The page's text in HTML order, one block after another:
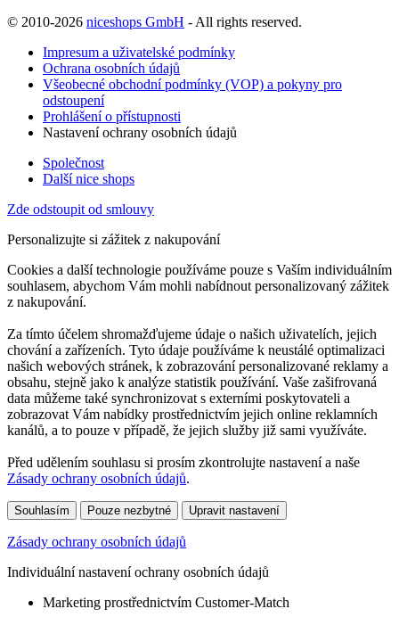
© 2010-2026 niceshops GmbH - All rights reserved.
Impresum a uživatelské podmínky
Ochrana osobních údajů
Všeobecné obchodní podmínky (VOP) a pokyny pro
odstoupení
Prohlášení o přístupnosti
Nastavení ochrany osobních údajů
Společnost
Další nice shops
Zde odstoupit od smlouvy
Personalizujte si zážitek z nakupování
Cookies a další technologie používáme pouze s Vaším individuálním
souhlasem, abychom Vám mohli nabídnout personalizovaný zážitek
z nakupování.
Za tímto účelem shromažďujeme údaje o našich uživatelích, jejich
chování a zařízeních. Tyto údaje používáme k neustálé optimalizaci
našich webových stránek, k zobrazování personalizované reklamy a
obsahu, stejně jako k analýze statistik používání. Vaše zašifrovaná
data můžeme také synchronizovat s externími poskytovateli a
zobrazovat Vám nabídky prostřednictvím jejich online reklamních
kanálů, a to pouze v případě, že jejich služby již sami využíváte.
Před udělením souhlasu si prosím zkontrolujte nastavení a naše
Zásady ochrany osobních údajů.
Souhlasím Pouze nezbytné Upravit nastavení
Zásady ochrany osobních údajů
Individuální nastavení ochrany osobních údajů
Marketing prostřednictvím Customer-Match